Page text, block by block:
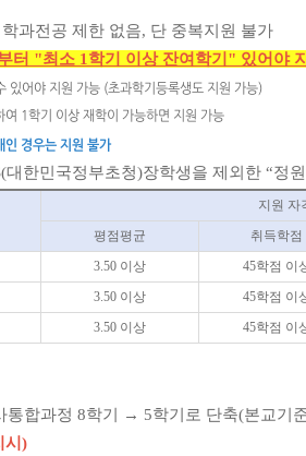
과전공 제한 없음, 단 중복지원 불가
터 "최소 1학기 이상 잔여학기" 있어야
어야 지원 가능 (초과학기등록생도 지원 가능)
학기 이상 재학이 가능하면 지원 가능
경우는 지원 불가
한민국정부초청)장학생을 제외한 “정
지원 자
평점평균
취득학점
3.50 이상 45학점 이
3.50 이상 45학점 이
3.50 이상 45학점 이
통합과정 8학기 → 5학기로 단축(본교기
시)